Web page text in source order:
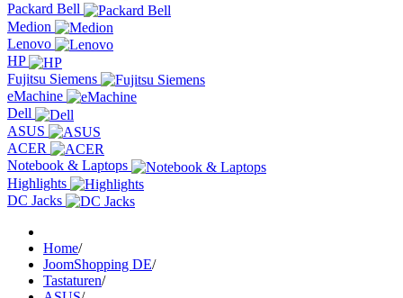
Packard Bell
Medion
Lenovo
HP
Fujitsu Siemens
eMachine
Dell
ASUS
ACER
Notebook & Laptops
Highlights
DC Jacks
Home/
JoomShopping DE/
Tastaturen/